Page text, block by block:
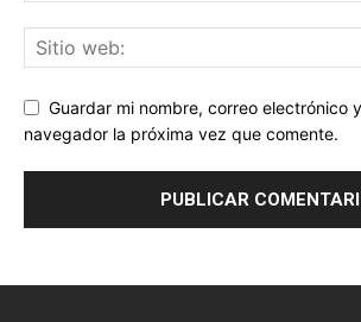
Guardar mi nombre, correo electrónico
navegador la próxima vez que comente.